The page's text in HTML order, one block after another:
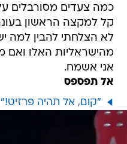
כמה צעדים מסורבלים
קל למקצה הראשון
לא הצלחתי להבין למה
מהישראליות האלו ואם
אני אשמח.
אל תפספס
"קום, אל תהיה